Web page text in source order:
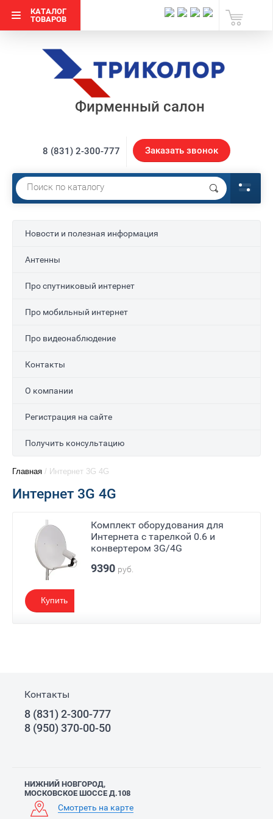
КАТАЛОГ
ТОВАРОВ
Фирменный салон
8 (831) 2-300-777 Заказать звонок
Новости и полезная информация
Антенны
Про спутниковый интернет
Про мобильный интернет
Про видеонаблюдение
Контакты
О компании
Регистрация на сайте
Получить консультацию
Главная / Интернет 3G 4G
Интернет 3G 4G
Комплект оборудования для
Интернета с тарелкой 0.6 и
конвертером 3G/4G
9390 руб.
Купить
Контакты
8 (831) 2-300-777
8 (950) 370-00-50
НИЖНИЙ НОВГОРОД,
МОСКОВСКОЕ ШОССЕ Д.108
Смотреть на карте